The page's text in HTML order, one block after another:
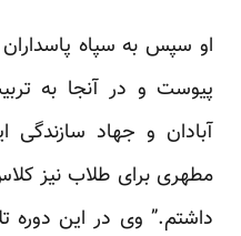
او سپس به سپاه
پیوست و در آنجا به
آبادان و ‏جهاد
مطهری برای طلاب نیز
داشتم.” وی در ‏این دوره